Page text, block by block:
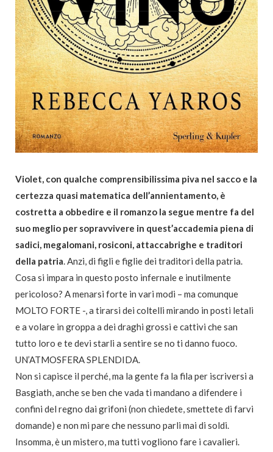
Violet, con qualche comprensibilissima piva nel sacco e la
certezza quasi matematica dell’annientamento, è
costretta a obbedire e il romanzo la segue mentre fa del
suo meglio per sopravvivere in quest’accademia piena di
sadici, megalomani, rosiconi, attaccabrighe e traditori
della patria. Anzi, di figli e figlie dei traditori della patria.
Cosa si impara in questo posto infernale e inutilmente
pericoloso? A menarsi forte in vari modi – ma comunque
MOLTO FORTE -, a tirarsi dei coltelli mirando in posti letali
e a volare in groppa a dei draghi grossi e cattivi che san
tutto loro e te devi starli a sentire se no ti danno fuoco.
UN’ATMOSFERA SPLENDIDA.
Non si capisce il perché, ma la gente fa la fila per iscriversi a
Basgiath, anche se ben che vada ti mandano a difendere i
confini del regno dai grifoni (non chiedete, smettete di farvi
domande) e non mi pare che nessuno parli mai di soldi.
Insomma, è un mistero, ma tutti vogliono fare i cavalieri.